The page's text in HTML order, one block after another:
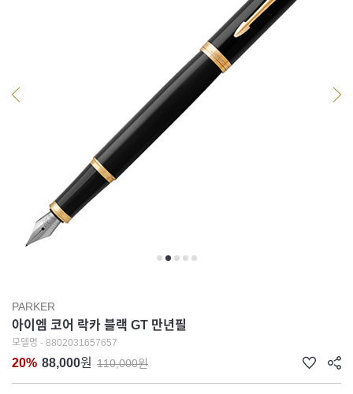
PARKER
아이엠 코어 락카 블랙 GT 만년필
모델명 - 8802031657657
20% 88,000원 110,000원